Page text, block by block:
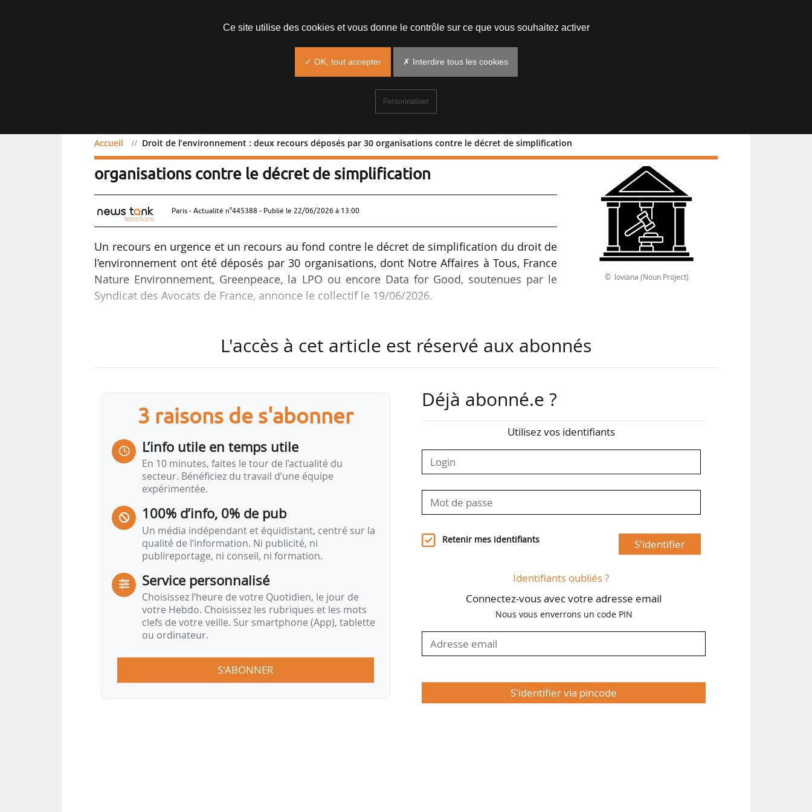
Accueil Droit de l’environnement : deux recours déposés par 30 organisations contre le décret de simplification
Droit de l’environnement : deux recours déposés par 30
organisations contre le décret de simplification
Paris - Actualité n°445388 - Publié le 22/06/2026 à 13:00
Un recours en urgence et un recours au fond contre le décret de simplification du droit de
l’environnement ont été déposés par 30 organisations, dont Notre Affaires à Tous, France
Nature Environnement, Greenpeace, la LPO ou encore Data for Good, soutenues par le
Syndicat des Avocats de France, annonce le collectif le 19/06/2026.
environnementale et à l’accélération de certains projets”, « entraîne plusieurs
modifications majeures du droit de l’environnement, avec des conséquences
inquiétantes », expliquent les requérants.
Parmi elles, le collectif cite notamment :
• « la suppression de l’accès aux tribunaux de première instance ; les requérants devront
alors directement saisir la Cour administrative d’appel, juridiction plus éloignée ;
• la suppression de l’effet du recours gracieux sur le calcul du délai de recours
contentieux ;
• les CAA devront traiter les dossiers dans un délai de 10 mois, ne permettant…
© loviana (Noun Project)
L'accès à cet article est réservé aux abonnés
3 raisons de s'abonner
L’info utile en temps utile
En 10 minutes, faites le tour de l’actualité du
secteur. Bénéficiez du travail d’une équipe
expérimentée.
100% d’info, 0% de pub
Un média indépendant et équidistant, centré sur la
qualité de l’information. Ni publicité, ni
publireportage, ni conseil, ni formation.
Service personnalisé
Choisissez l‘heure de votre Quotidien, le jour de
votre Hebdo. Choisissez les rubriques et les mots
clefs de votre veille. Sur smartphone (App), tablette
ou ordinateur.
S'ABONNER
Déjà abonné.e ?
Utilisez vos identifiants
Retenir mes identifiants S'identifier
Identifiants oubliés ?
Connectez-vous avec votre adresse email
Nous vous enverrons un code PIN
S'identifier via pincode
Ce site utilise des cookies et vous donne le contrôle sur ce que vous souhaitez activer
✓ OK, tout accepter ✗ Interdire tous les cookies
Personnaliser